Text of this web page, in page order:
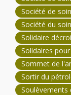
Société de
Société du
Solidaire
Solidaires
Sommet de
Sortir du
Soulèvements